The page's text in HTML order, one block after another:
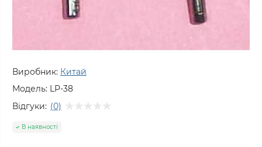
Виробник: Китай
Модель: LP-38
Відгуки: (0)
В наявності